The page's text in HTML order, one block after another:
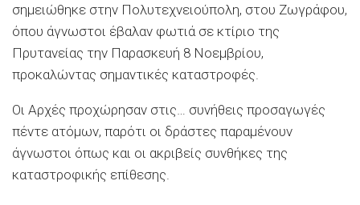
σημειώθηκε στην Πολυτεχνειούπολη, στου Ζωγράφου,
όπου άγνωστοι έβαλαν φωτιά σε κτίριο της
Πρυτανείας την Παρασκευή 8 Νοεμβρίου,
προκαλώντας σημαντικές καταστροφές.
Οι Αρχές προχώρησαν στις… συνήθεις προσαγωγές
πέντε ατόμων, παρότι οι δράστες παραμένουν
άγνωστοι όπως και οι ακριβείς συνθήκες της
καταστροφικής επίθεσης.